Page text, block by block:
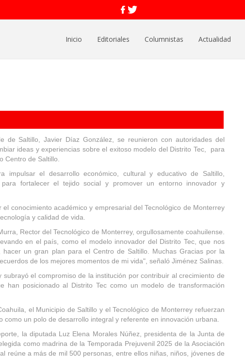
Inicio Editoriales Columnistas Actualidad
de Saltillo, Javier Díaz González, se reunieron con autoridades del
ideas y experiencias sobre el exitoso modelo del Distrito Tec, para
Centro de Saltillo.
impulsar el desarrollo económico, cultural y educativo de Saltillo,
fortalecer el tejido social y promover un entorno innovador y
conocimiento académico y empresarial del Tecnológico de Monterrey
y calidad de vida.
Rector del Tecnológico de Monterrey, orgullosamente coahuilense.
en el país, como el modelo innovador del Distrito Tec, que nos
un gran plan para el Centro de Saltillo. Muchas Gracias por la
de los mejores momentos de mi vida", señaló Jiménez Salinas.
el compromiso de la institución por contribuir al crecimiento de
han posicionado al Distrito Tec como un modelo de transformación
el Municipio de Saltillo y el Tecnológico de Monterrey refuerzan
un polo de desarrollo integral y referente en innovación urbana.
la diputada Luz Elena Morales Núñez, presidenta de la Junta de
como madrina de la Temporada Prejuvenil 2025 de la Asociación
reúne a más de mil 500 personas, entre ellos niñas, niños, jóvenes de